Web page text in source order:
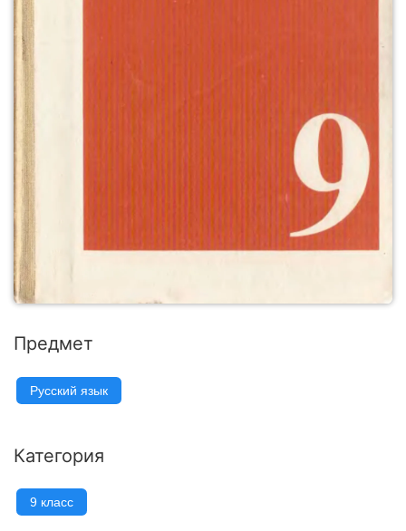
Предмет
Русский язык
Категория
9 класс